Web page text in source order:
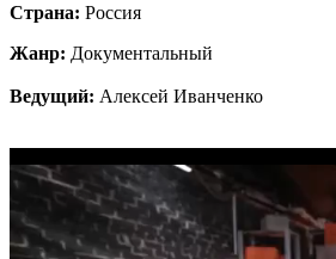
Страна: Россия
Жанр: Документальный
Ведущий: Алексей Иванченко